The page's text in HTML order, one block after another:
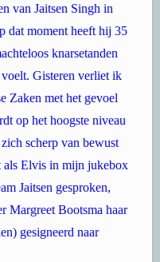
van Jaitsen Singh in
dat moment heeft hij 35
knarsetanden
Gisteren verliet ik
Zaken met het gevoel
op het hoogste niveau
scherp van bewust
als Elvis in mijn jukebox
Jaitsen gesproken,
Margreet Bootsma haar
gesigneerd naar